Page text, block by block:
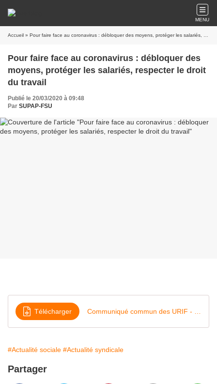
MENU
Accueil » Pour faire face au coronavirus : débloquer des moyens, protéger les salariés, respecter le droit du travail
Pour faire face au coronavirus : débloquer des
moyens, protéger les salariés, respecter le droit
du travail
Publié le 20/03/2020 à 09:48
Par SUPAP-FSU
Télécharger
#Actualité sociale #Actualité syndicale
Partager